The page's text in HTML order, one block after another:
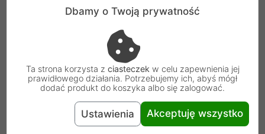
165 x 150 x 135 mm
Wymiary wentylatora
140 x 150 x 25 mm
Wymiary wentylatora
140 x 150 x 25 mm
Dbamy o Twoją prywatność
Ta strona korzysta z ciasteczek w celu zapewnienia jej
prawidłowego działania. Potrzebujemy ich, abyś mógł
dodać produkt do koszyka albo się zalogować.
Ustawienia Akceptuję wszystko